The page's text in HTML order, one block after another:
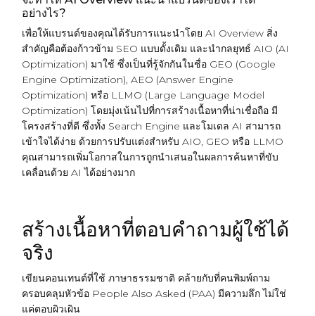
อย่างไร?
เพื่อให้แบรนด์ของคุณได้รับการแนะนำโดย AI Overview สิ่ง
สำคัญคือต้องก้าวข้าม SEO แบบดั้งเดิม และนำกลยุทธ์ AIO (AI
Optimization) มาใช้ ซึ่งเป็นที่รู้จักกันในชื่อ GEO (Google
Engine Optimization), AEO (Answer Engine
Optimization) หรือ LLMO (Large Language Model
Optimization) โดยมุ่งเน้นไปที่การสร้างเนื้อหาที่น่าเชื่อถือ มี
โครงสร้างที่ดี ซึ่งทั้ง Search Engine และโมเดล AI สามารถ
เข้าใจได้ง่าย ด้วยการปรับแต่งสำหรับ AIO, GEO หรือ LLMO
คุณสามารถเพิ่มโอกาสในการถูกนำเสนอในผลการค้นหาที่ขับ
เคลื่อนด้วย AI ได้อย่างมาก
สร้างเนื้อหาที่ตอบคำถามผู้ใช้ได้
จริง
เขียนคอนเทนต์ที่ใช้ ภาษาธรรมชาติ คล้ายกับที่คนพิมพ์ถาม
ครอบคลุมหัวข้อ People Also Asked (PAA) มีความลึก ไม่ใช่
แค่ตอบผิวเผิน